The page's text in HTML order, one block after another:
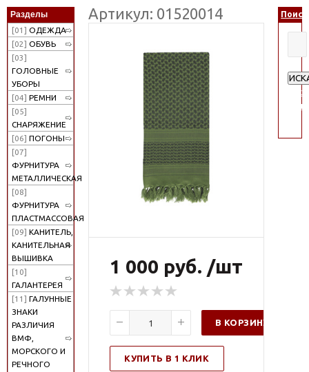
Разделы
[01] ОДЕЖДА
[02] ОБУВЬ
[03]
ГОЛОВНЫЕ
УБОРЫ
[04] РЕМНИ
[05]
СНАРЯЖЕНИЕ
[06] ПОГОНЫ
[07]
ФУРНИТУРА
МЕТАЛЛИЧЕСКАЯ
[08]
ФУРНИТУРА
ПЛАСТМАССОВАЯ
[09] КАНИТЕЛЬ,
КАНИТЕЛЬНАЯ
ВЫШИВКА
[10]
ГАЛАНТЕРЕЯ
[11] ГАЛУННЫЕ
ЗНАКИ
РАЗЛИЧИЯ
ВМФ,
МОРСКОГО И
РЕЧНОГО
Артикул: 01520014
1 000 руб. /шт
В КОРЗИНУ
КУПИТЬ В 1 КЛИК
Поиск